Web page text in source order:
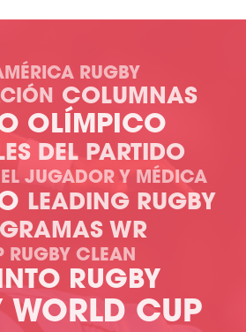
RUGBY
COLUMNAS
OLÍMPICO
DEL PARTIDO
JUGADOR Y MÉDICA
LEADING RUGBY
WR
RUGBY CLEAN
RUGBY
WORLD CUP